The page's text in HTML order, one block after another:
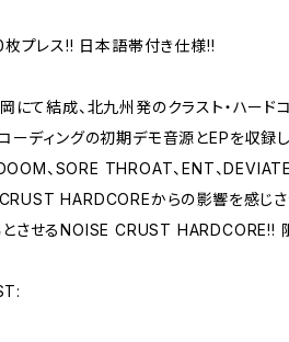
プレス!! 日本語帯付き仕様!!
にて結成、北九州発のクラスト・ハー
ーディングの初期デモ音源とEPを収録
、SORE THROAT、ENT、
HARDCOREからの影響を感じさ
とさせるNOISE CRUST HARDCORE!!